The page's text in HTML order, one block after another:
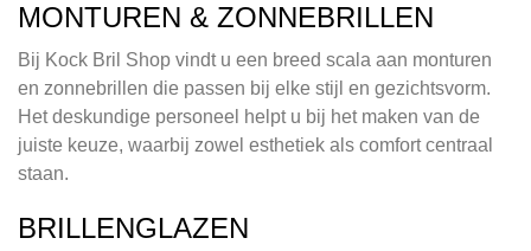
MONTUREN & ZONNEBRILLEN
Bij Kock Bril Shop vindt u een breed scala aan monturen
en zonnebrillen die passen bij elke stijl en gezichtsvorm.
Het deskundige personeel helpt u bij het maken van de
juiste keuze, waarbij zowel esthetiek als comfort centraal
staan.
BRILLENGLAZEN